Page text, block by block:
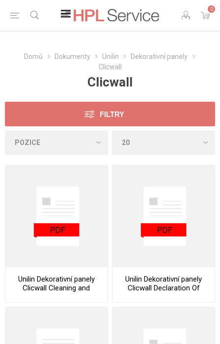
0
Domů Dokumenty Unilin
Dekorativní panely
Clicwall
Clicwall
FILTRY
Unilin Dekorativní panely
Clicwall Cleaning and
Unilin Dekorativní panely
Clicwall Declaration Of